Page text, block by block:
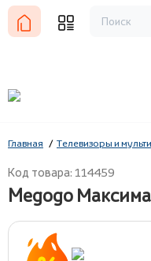
Главная Телевизоры и
Код товара: 114459
Megogo